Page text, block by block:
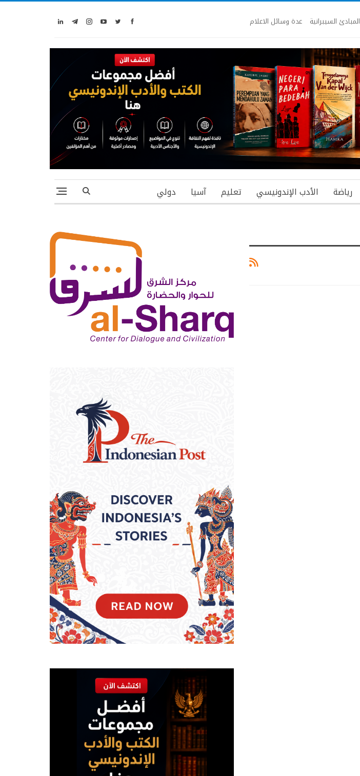
المبادئ السيبرانية عدة وسائل الاعلام
رياضة الأدب الإندونيسي تعليم آسيا دولي